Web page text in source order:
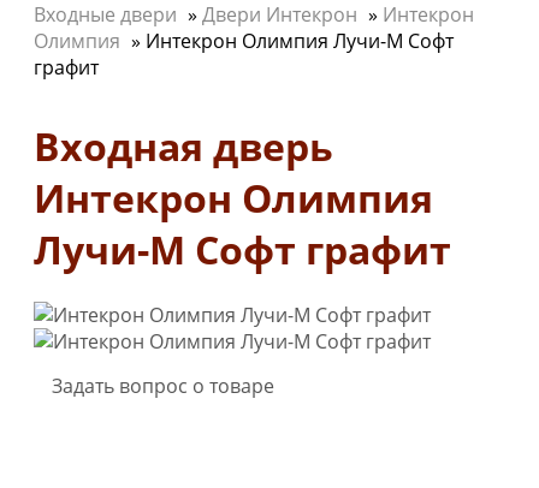
Входные двери » Двери Интекрон » Интекрон
Олимпия » Интекрон Олимпия Лучи-М Софт
графит
Входная дверь
Интекрон Олимпия
Лучи-М Софт графит
Задать вопрос о товаре